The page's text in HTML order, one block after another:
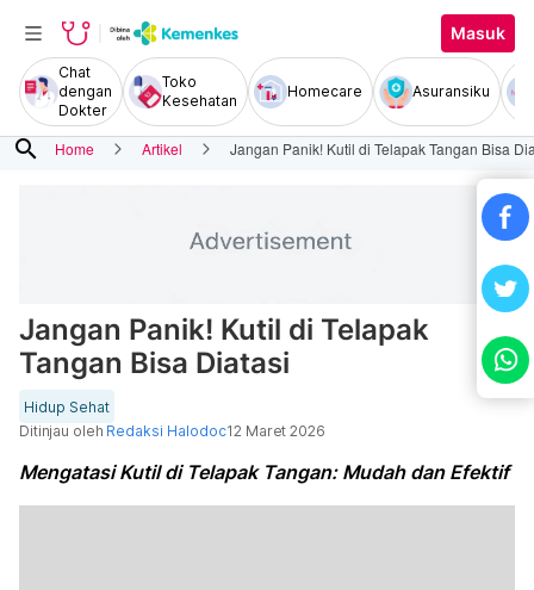
Masuk
Chat
dengan
Dokter
Toko
Kesehatan
Homecare Asuransiku
search Home Artikel Jangan Panik! Kutil di Telapak Tangan Bisa
Jangan Panik! Kutil di Telapak
Tangan Bisa Diatasi
Hidup Sehat
Ditinjau oleh Redaksi Halodoc12 Maret 2026
Mengatasi Kutil di Telapak Tangan: Mudah dan Efektif